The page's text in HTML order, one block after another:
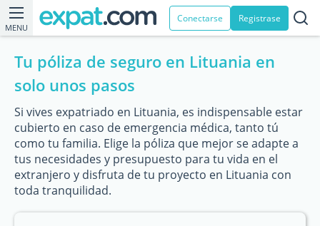
MENU
Conectarse Registrase
Tu póliza de seguro en Lituania en
solo unos pasos
Si vives expatriado en Lituania, es indispensable estar
cubierto en caso de emergencia médica, tanto tú
como tu familia. Elige la póliza que mejor se adapte a
tus necesidades y presupuesto para tu vida en el
extranjero y disfruta de tu proyecto en Lituania con
toda tranquilidad.